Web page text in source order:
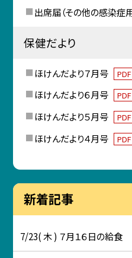
出席届（その他の感染症
保健だより
ほけんだより７月号 PDF
ほけんだより６月号
PDF
ほけんだより５月号
PDF
ほけんだより４月号
PDF
新着記事
7/23( 木 ) ７月１６日の給食